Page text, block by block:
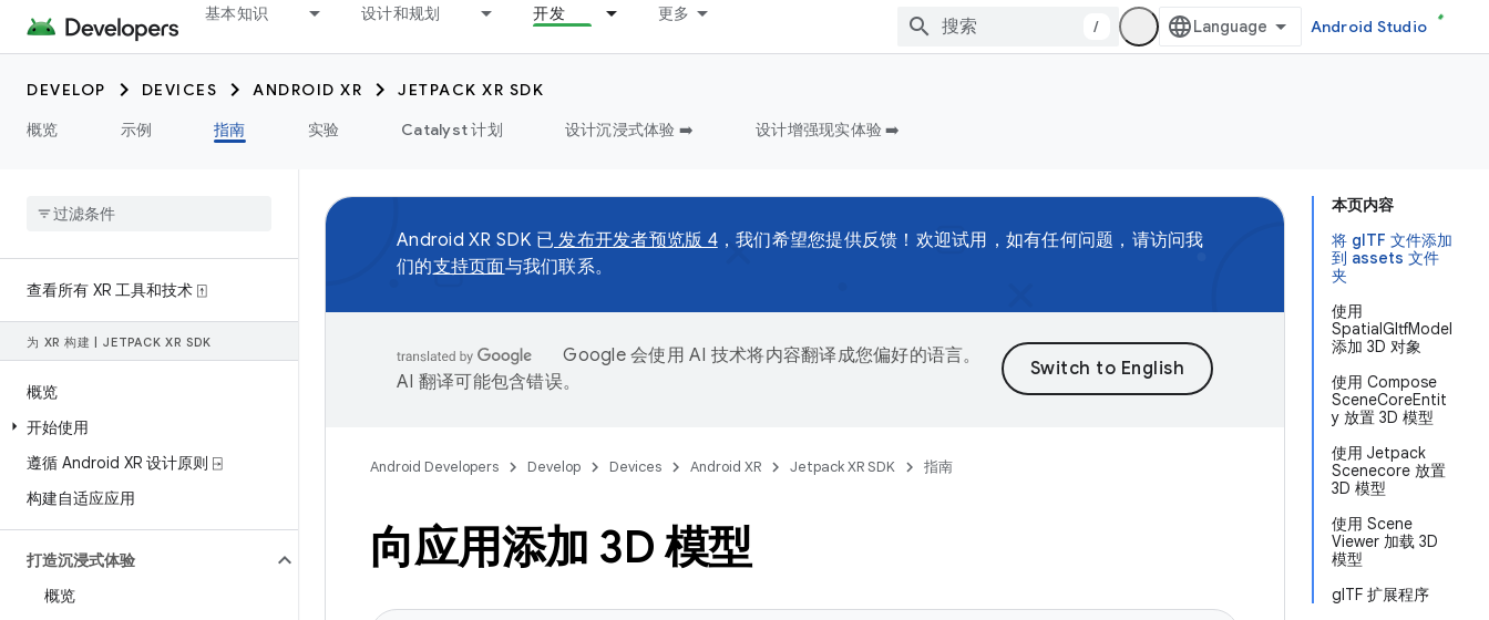
基本知识 设计和规划 开发 更多
/ Android Studio
DEVELOP DEVICES ANDROID XR
JETPACK XR SDK
概览
示例 指南 实验 Catalyst 计划 设计沉浸式体验 ➡️ 设计增强现实体验 ➡️
查看所有 XR 工具和技术 ⍐
为 XR 构建 JETPACK XR SDK
概览
开始使用
遵循 Android XR 设计原则 ⍈
构建自适应应用
打造沉浸式体验
概览
本页内容
将 glTF 文件添加
到 assets 文件
夹
使用
SpatialGltfModel
添加 3D 对象
使用 Compose
SceneCoreEntit
y 放置 3D 模型
使用 Jetpack
Scenecore 放置
3D 模型
使用 Scene
Viewer 加载 3D
模型
glTF 扩展程序
Android XR SDK 已 发布开发者预览版 4，我们希望您提供反馈！欢迎试用，如有任何问题，请访问我
们的支持页面与我们联系。
Google 会使用 AI 技术将内容翻译成您偏好的语言。
AI 翻译可能包含错误。
Android Developers Develop Devices Android XR Jetpack XR SDK 指南
向应用添加 3D 模型